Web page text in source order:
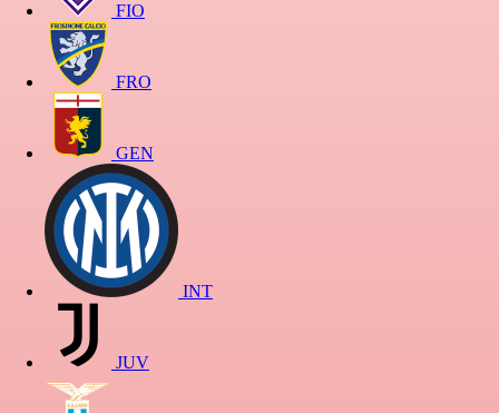
FIO
FRO
GEN
INT
JUV